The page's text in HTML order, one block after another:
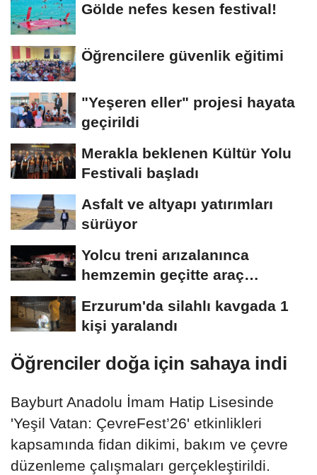
Gölde nefes kesen festival!
Öğrencilere güvenlik eğitimi
"Yeşeren eller" projesi hayata
geçirildi
Merakla beklenen Kültür Yolu
Festivali başladı
Asfalt ve altyapı yatırımları
sürüyor
Yolcu treni arızalanınca
hemzemin geçitte araç
Erzurum'da silahlı kavgada 1
kişi yaralandı
Öğrenciler doğa için sahaya indi
Bayburt Anadolu İmam Hatip Lisesinde
'Yeşil Vatan: ÇevreFest’26' etkinlikleri
kapsamında fidan dikimi, bakım ve çevre
düzenleme çalışmaları gerçekleştirildi.